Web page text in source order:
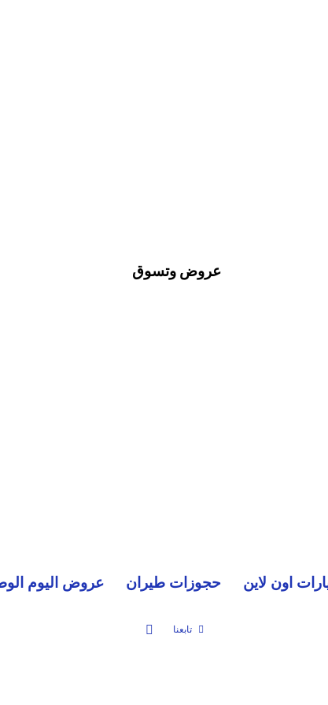
عروض وتسوق
اون لاين حجوزات طيران عروض اليوم
تابعنا